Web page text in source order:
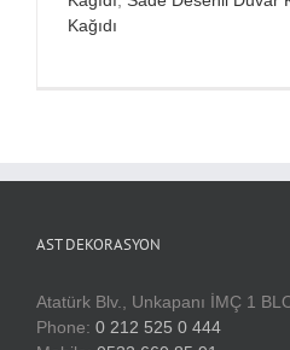
Kağıdı
AST DEKORASYON
Atatürk Blv., Unkapanı İMÇ 1
Phone: 0 212 525 0 444